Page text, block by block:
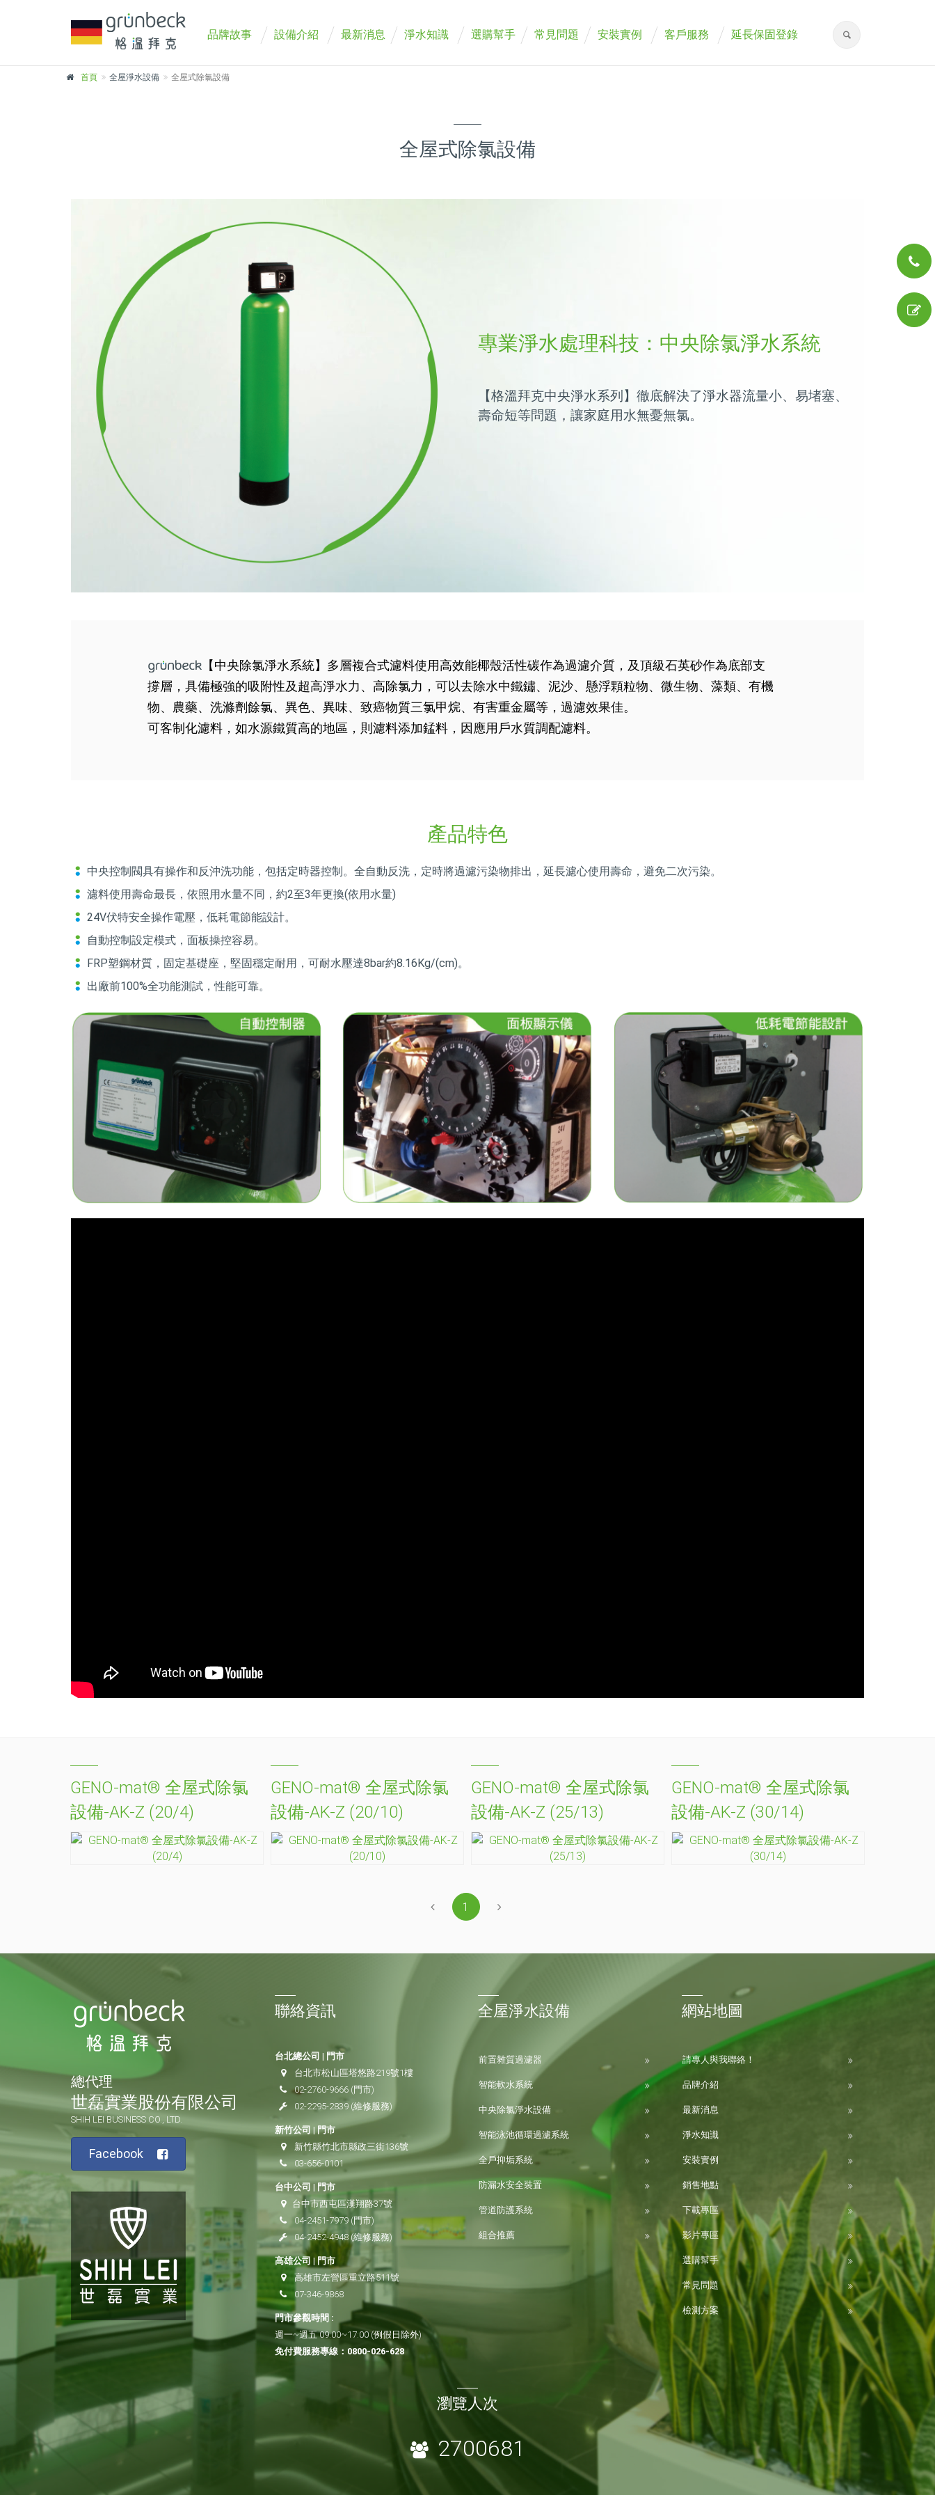
品牌故事 設備介紹 最新消息 淨水知識 選購幫手 常見問題 安裝實例 客戶服務 延長保固登錄
首頁 全屋淨水設備 全屋式除氯設備
全屋式除氯設備
專業淨水處理科技：中央除氯淨水系統
【格溫拜克中央淨水系列】徹底解決了淨水器流量小、易堵塞、
壽命短等問題，讓家庭用水無憂無氯。
【中央除氯淨水系統】多層複合式濾料使用高效能椰殼活性碳作為過濾介質，及頂級石英砂作為底部支
撐層，具備極強的吸附性及超高淨水力、高除氯力，可以去除水中鐵鏽、泥沙、懸浮顆粒物、微生物、藻類、有機
物、農藥、洗滌劑餘氯、異色、異味、致癌物質三氯甲烷、有害重金屬等，過濾效果佳。
可客制化濾料，如水源鐵質高的地區，則濾料添加錳料，因應用戶水質調配濾料。
產品特色
中央控制閥具有操作和反沖洗功能，包括定時器控制。全自動反洗，定時將過濾污染物排出，延長濾心使用壽命，避免二次污染。
濾料使用壽命最長，依照用水量不同，約2至3年更換(依用水量)
24V伏特安全操作電壓，低耗電節能設計。
自動控制設定模式，面板操控容易。
FRP塑鋼材質，固定基礎座，堅固穩定耐用，可耐水壓達8bar約8.16Kg/(cm)。
出廠前100%全功能測試，性能可靠。
GENO-mat® 全屋式除氯
設備-AK-Z (20/4)
GENO-mat® 全屋式除氯
設備-AK-Z (20/10)
GENO-mat® 全屋式除氯
設備-AK-Z (25/13)
GENO-mat® 全屋式除氯
設備-AK-Z (30/14)
1
總代理
世磊實業股份有限公司
SHIH LEI BUSINESS CO., LTD.
Facebook
聯絡資訊
台北總公司 | 門市
台北市松山區塔悠路219號1樓
02-2760-9666(門市)
02-2295-2839(維修服務)
新竹公司 | 門市
新竹縣竹北市縣政三街136號
03-656-0101
台中公司 | 門市
台中市西屯區漢翔路37號
04-2451-7979(門市)
04-2452-4948(維修服務)
高雄公司 | 門市
高雄市左營區重立路511號
07-346-9868
門市參觀時間 :
週一~週五 09:00~17:00 (例假日除外)
免付費服務專線： 0800-026-628
全屋淨水設備
前置雜質過濾器
智能軟水系統
中央除氯淨水設備
智能泳池循環過濾系統
全戶抑垢系統
防漏水安全裝置
管道防護系統
組合推薦
網站地圖
請專人與我聯絡！
品牌介紹
最新消息
淨水知識
安裝實例
銷售地點
下載專區
影片專區
選購幫手
常見問題
檢測方案
瀏覽人次
2700681